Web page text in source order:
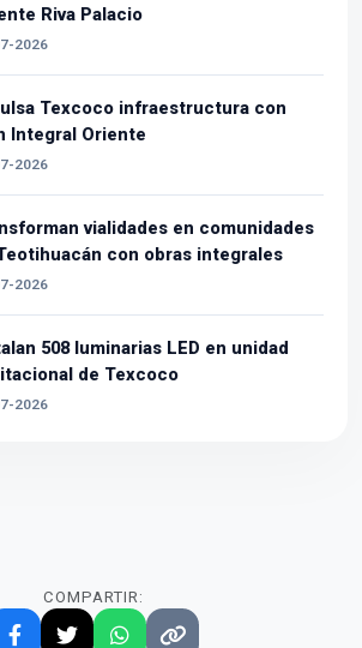
Riva Palacio
2026
Texcoco infraestructura con
Integral Oriente
2026
vialidades en comunidades
con obras integrales
2026
508 luminarias LED en unidad
de Texcoco
2026
COMPARTIR: